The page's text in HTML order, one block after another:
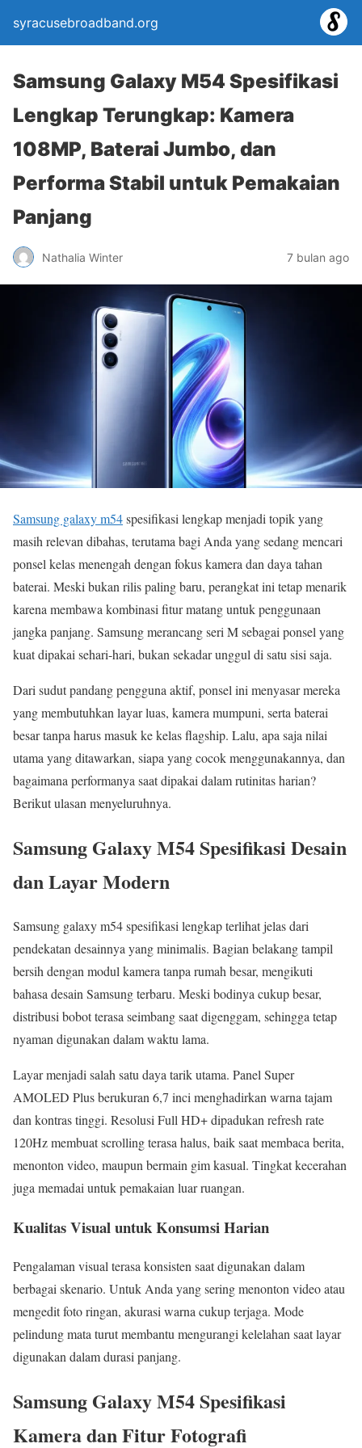
syracusebroadband.org
Samsung Galaxy M54 Spesifikasi
Lengkap Terungkap: Kamera
108MP, Baterai Jumbo, dan
Performa Stabil untuk Pemakaian
Panjang
Nathalia Winter 7 bulan ago
Samsung galaxy m54spesifikasi lengkap menjadi topik yang
masih relevan dibahas, terutama bagi Anda yang sedang mencari
ponsel kelas menengah dengan fokus kamera dan daya tahan
baterai. Meski bukan rilis paling baru, perangkat ini tetap menarik
karena membawa kombinasi fitur matang untuk penggunaan
jangka panjang. Samsung merancang seri M sebagai ponsel yang
kuat dipakai sehari-hari, bukan sekadar unggul di satu sisi saja.
Dari sudut pandang pengguna aktif, ponsel ini menyasar mereka
yang membutuhkan layar luas, kamera mumpuni, serta baterai
besar tanpa harus masuk ke kelas flagship. Lalu, apa saja nilai
utama yang ditawarkan, siapa yang cocok menggunakannya, dan
bagaimana performanya saat dipakai dalam rutinitas harian?
Berikut ulasan menyeluruhnya.
Samsung Galaxy M54 Spesifikasi Desain
dan Layar Modern
Samsung galaxy m54 spesifikasi lengkap terlihat jelas dari
pendekatan desainnya yang minimalis. Bagian belakang tampil
bersih dengan modul kamera tanpa rumah besar, mengikuti
bahasa desain Samsung terbaru. Meski bodinya cukup besar,
distribusi bobot terasa seimbang saat digenggam, sehingga tetap
nyaman digunakan dalam waktu lama.
Layar menjadi salah satu daya tarik utama. Panel Super
AMOLED Plus berukuran 6,7 inci menghadirkan warna tajam
dan kontras tinggi. Resolusi Full HD+ dipadukan refresh rate
120Hz membuat scrolling terasa halus, baik saat membaca berita,
menonton video, maupun bermain gim kasual. Tingkat kecerahan
juga memadai untuk pemakaian luar ruangan.
Kualitas Visual untuk Konsumsi Harian
Pengalaman visual terasa konsisten saat digunakan dalam
berbagai skenario. Untuk Anda yang sering menonton video atau
mengedit foto ringan, akurasi warna cukup terjaga. Mode
pelindung mata turut membantu mengurangi kelelahan saat layar
digunakan dalam durasi panjang.
Samsung Galaxy M54 Spesifikasi
Kamera dan Fitur Fotografi